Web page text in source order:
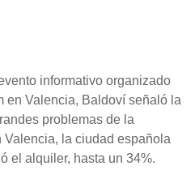
informativo organizado
en Valencia, Baldoví señaló la
problemas de la
la ciudad española
el alquiler, hasta un 34%.